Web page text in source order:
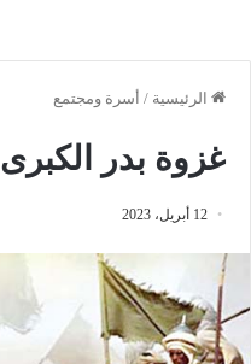
الرئيسية / أسرة ومجتمع
غزوة بدر الكبرى
12 أبريل، 2023